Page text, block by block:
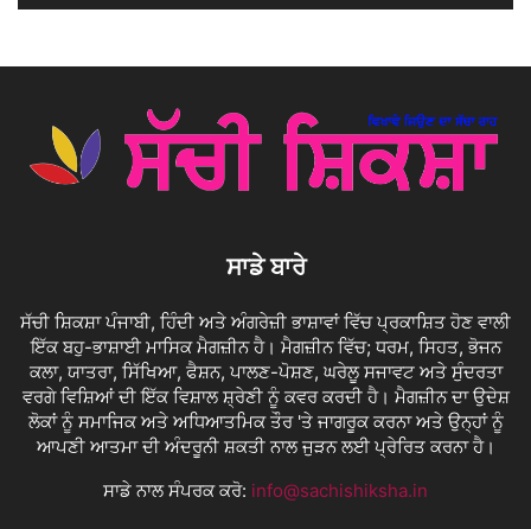
ਸਾਡੇ ਬਾਰੇ
ਸੱਚੀ ਸ਼ਿਕਸ਼ਾ ਪੰਜਾਬੀ, ਹਿੰਦੀ ਅਤੇ ਅੰਗਰੇਜ਼ੀ ਭਾਸ਼ਾਵਾਂ ਵਿੱਚ ਪ੍ਰਕਾਸ਼ਿਤ ਹੋਣ ਵਾਲੀ
ਇੱਕ ਬਹੁ-ਭਾਸ਼ਾਈ ਮਾਸਿਕ ਮੈਗਜ਼ੀਨ ਹੈ। ਮੈਗਜ਼ੀਨ ਵਿੱਚ; ਧਰਮ, ਸਿਹਤ, ਭੋਜਨ
ਕਲਾ, ਯਾਤਰਾ, ਸਿੱਖਿਆ, ਫੈਸ਼ਨ, ਪਾਲਣ-ਪੋਸ਼ਣ, ਘਰੇਲੂ ਸਜਾਵਟ ਅਤੇ ਸੁੰਦਰਤਾ
ਵਰਗੇ ਵਿਸ਼ਿਆਂ ਦੀ ਇੱਕ ਵਿਸ਼ਾਲ ਸ਼੍ਰੇਣੀ ਨੂੰ ਕਵਰ ਕਰਦੀ ਹੈ। ਮੈਗਜ਼ੀਨ ਦਾ ਉਦੇਸ਼
ਲੋਕਾਂ ਨੂੰ ਸਮਾਜਿਕ ਅਤੇ ਅਧਿਆਤਮਿਕ ਤੌਰ 'ਤੇ ਜਾਗਰੂਕ ਕਰਨਾ ਅਤੇ ਉਨ੍ਹਾਂ ਨੂੰ
ਆਪਣੀ ਆਤਮਾ ਦੀ ਅੰਦਰੂਨੀ ਸ਼ਕਤੀ ਨਾਲ ਜੁੜਨ ਲਈ ਪ੍ਰੇਰਿਤ ਕਰਨਾ ਹੈ।
ਸਾਡੇ ਨਾਲ ਸੰਪਰਕ ਕਰੋ: info@sachishiksha.in